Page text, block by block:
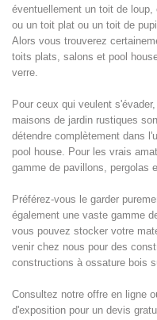
éventuellement un toit de
ou un toit plat ou un toit de
Alors vous trouverez
toits plats, salons et pool
verre.
Pour ceux qui veulent
maisons de jardin rustiques
détendre complètement dans
pool house. Pour les vrais
gamme de pavillons, pergolas
Préférez-vous le garder
également une vaste gamme
vous pouvez stocker votre
venir chez nous pour des
constructions à ossature bois
Consultez notre offre en ligne
d'exposition pour un devis